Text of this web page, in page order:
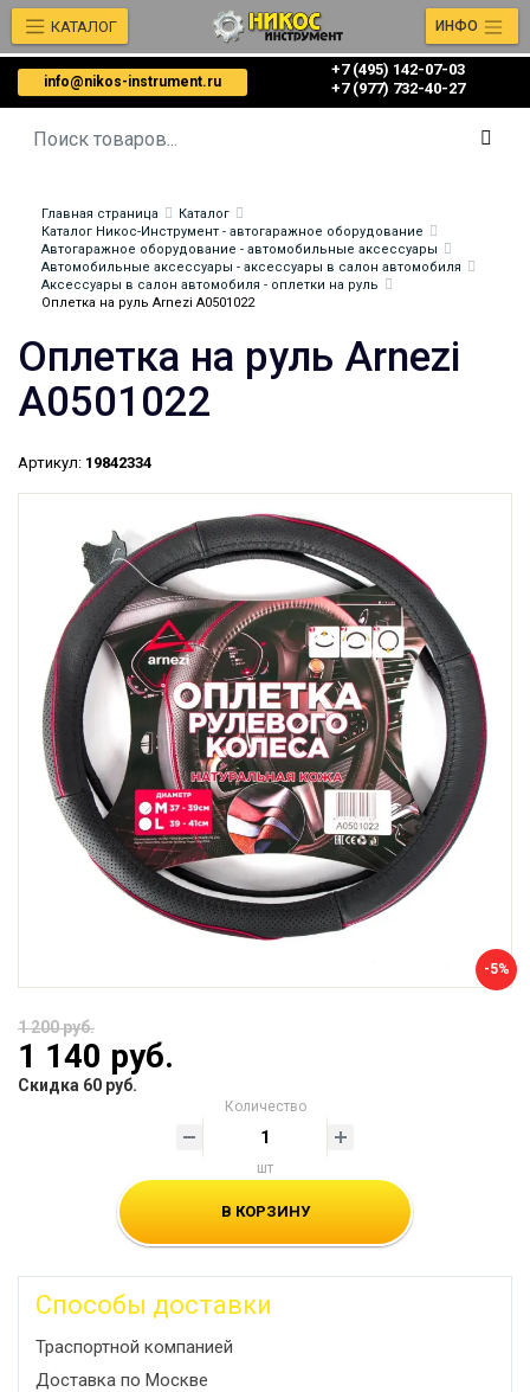
info@nikos-instrument.ru
+7 (495) 142-07-03
‎‎+7 (977) 732-40-27
КАТАЛОГ ИНФО
Главная страница
Каталог
Каталог Никос-Инструмент - автогаражное оборудование
Автогаражное оборудование - автомобильные аксессуары
Автомобильные аксессуары - аксессуары в салон автомобиля
Аксессуары в салон автомобиля - оплетки на руль
Оплетка на руль Arnezi A0501022
Оплетка на руль Arnezi
A0501022
Артикул: 19842334
-5%
1 200 руб.
1 140 руб.
Скидка 60 руб.
Количество
шт
В КОРЗИНУ
Способы доставки
Траспортной компанией
Доставка по Москве